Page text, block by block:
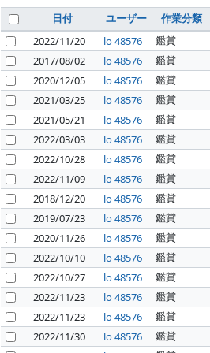
日付 ユーザー 作業分類
2022/11/20
lo 48576 鑑賞
2017/08/02
lo 48576 鑑賞
2020/12/05
lo 48576 鑑賞
2021/03/25
lo 48576 鑑賞
2021/05/21
lo 48576 鑑賞
2022/03/03
lo 48576 鑑賞
2022/10/28
lo 48576 鑑賞
2022/11/09
lo 48576 鑑賞
2018/12/20
lo 48576 鑑賞
2019/07/23
lo 48576 鑑賞
2020/11/26
lo 48576 鑑賞
2022/10/10
lo 48576 鑑賞
2022/10/27
lo 48576 鑑賞
2022/11/23
lo 48576 鑑賞
2022/11/23
lo 48576 鑑賞
2022/11/30
lo 48576 鑑賞